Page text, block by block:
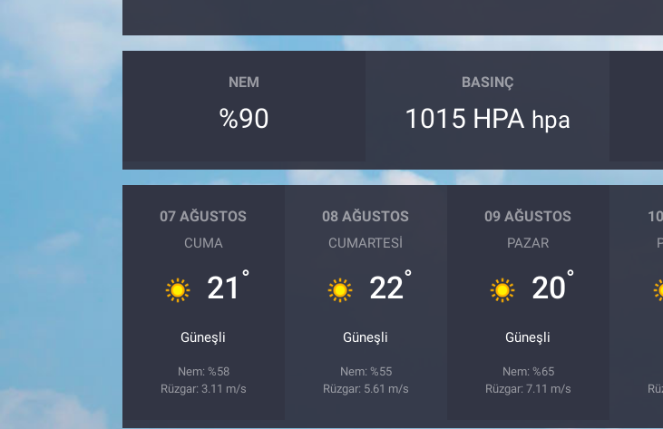
NEM
%90
BASINÇ
1015 HPA hpa
07 AĞUSTOS
CUMA
21 °
Güneşli
Nem: %58
Rüzgar: 3.11 m/s
08 AĞUSTOS
CUMARTESI
22°
Güneşli
Nem: %55
Rüzgar: 5.61 m/s
09 AĞUSTOS
PAZAR
20°
Güneşli
Nem: %65
Rüzgar: 7.11 m/s